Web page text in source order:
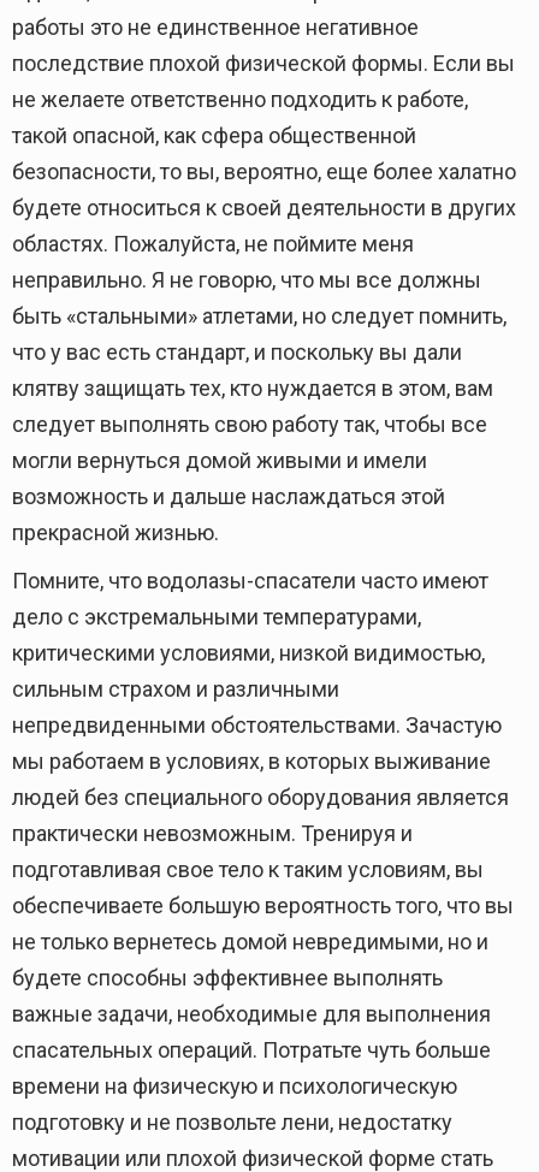
работы это не единственное негативное
последствие плохой физической формы. Если вы
не желаете ответственно подходить к работе,
такой опасной, как сфера общественной
безопасности, то вы, вероятно, еще более халатно
будете относиться к своей деятельности в других
областях. Пожалуйста, не поймите меня
неправильно. Я не говорю, что мы все должны
быть «стальными» атлетами, но следует помнить,
что у вас есть стандарт, и поскольку вы дали
клятву защищать тех, кто нуждается в этом, вам
следует выполнять свою работу так, чтобы все
могли вернуться домой живыми и имели
возможность и дальше наслаждаться этой
прекрасной жизнью.
Помните, что водолазы-спасатели часто имеют
дело с экстремальными температурами,
критическими условиями, низкой видимостью,
сильным страхом и различными
непредвиденными обстоятельствами. Зачастую
мы работаем в условиях, в которых выживание
людей без специального оборудования является
практически невозможным. Тренируя и
подготавливая свое тело к таким условиям, вы
обеспечиваете большую вероятность того, что вы
не только вернетесь домой невредимыми, но и
будете способны эффективнее выполнять
важные задачи, необходимые для выполнения
спасательных операций. Потратьте чуть больше
времени на физическую и психологическую
подготовку и не позвольте лени, недостатку
мотивации или плохой физической форме стать